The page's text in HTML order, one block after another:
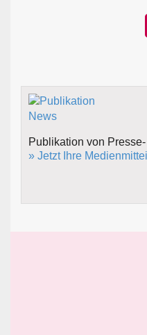
Publikation von
» Jetzt Ihre